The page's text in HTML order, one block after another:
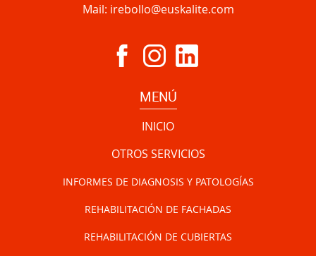
Mail: irebollo@euskalite.com
MENÚ
INICIO
OTROS SERVICIOS
INFORMES DE DIAGNOSIS Y PATOLOGÍAS
REHABILITACIÓN DE FACHADAS
REHABILITACIÓN DE CUBIERTAS